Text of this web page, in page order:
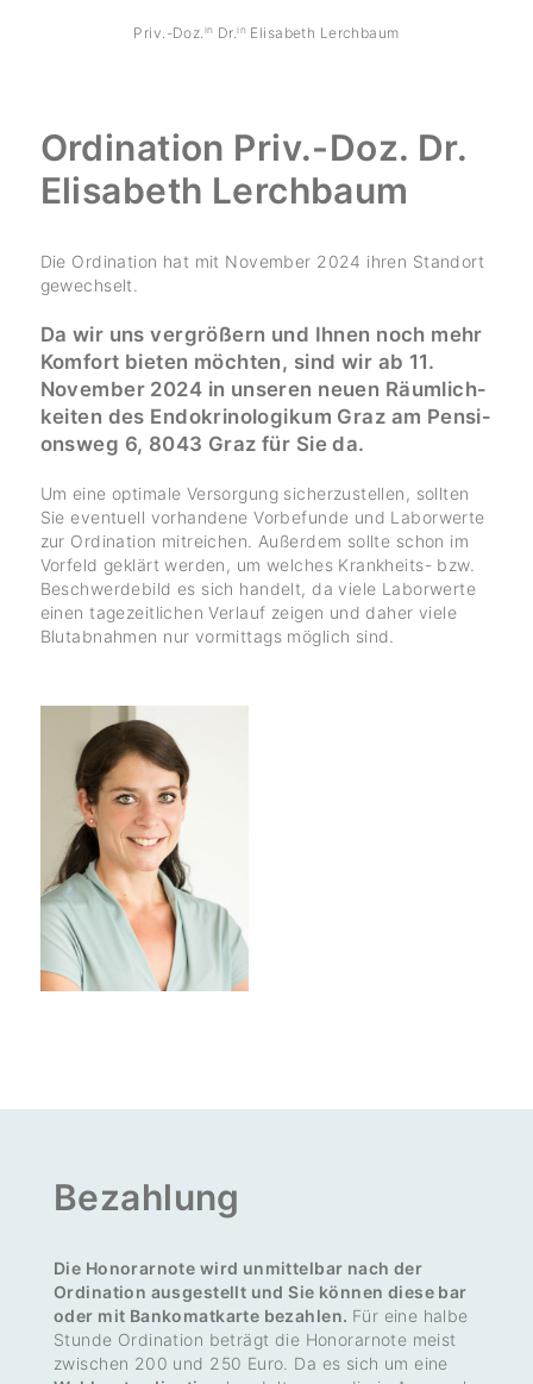
Priv.-Doz. in Dr.in Elisa­beth Lerch­baum
Ordi­na­tion Priv.-Doz. Dr.
Elisa­beth Lerch­baum
Die Ordi­na­tion hat mit November 2024 ihren Standort
gewech­selt.
Da wir uns vergrö­ßern und Ihnen noch mehr
Komfort bieten möchten, sind wir ab 11.
November 2024 in unseren neuen Räum­lich­
keiten des Endo­kri­no­lo­gikum Graz am Pensi­
onsweg 6, 8043 Graz für Sie da.
Um eine opti­male Versor­gung sicher­zu­stellen, sollten
Sie even­tuell vorhan­dene Vorbe­funde und Labor­werte
zur Ordi­na­tion mitrei­chen. Außerdem sollte schon im
Vorfeld geklärt werden, um welches Krank­heits- bzw.
Beschwer­de­bild es sich handelt, da viele Labor­werte
einen tage­zeit­li­chen Verlauf zeigen und daher viele
Blut­ab­nahmen nur vormit­tags möglich sind.
Bezah­lung
Die Honorarnote wird unmittelbar nach der
Ordination ausgestellt und Sie können diese bar
oder mit Bankomatkarte bezahlen. Für eine halbe
Stunde Ordi­na­tion beträgt die Hono­rar­note meist
zwischen 200 und 250 Euro. Da es sich um eine